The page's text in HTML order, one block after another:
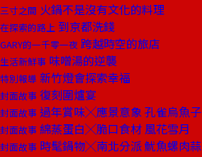
三寸之間 火鍋不是沒有文化的料理
在探索的路上 到京都洗錢
GARY的一千零一夜 跨越時空的旅店
生活新鮮事 味噌湯的逆襲
特別報導 新竹燈會探索幸福
封面故事 復刻圍爐宴
封面故事 過年賞味╳應景意象 孔雀烏魚子
封面故事 綿蒸蛋白╳脆口食材 風花雪月
封面故事 時髦鍋物╳南北分派 魷魚螺肉蒜